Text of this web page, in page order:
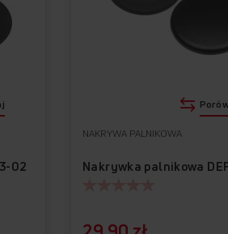
02
NAKRYWA PALNIKOWA
Nakrywka palnikowa